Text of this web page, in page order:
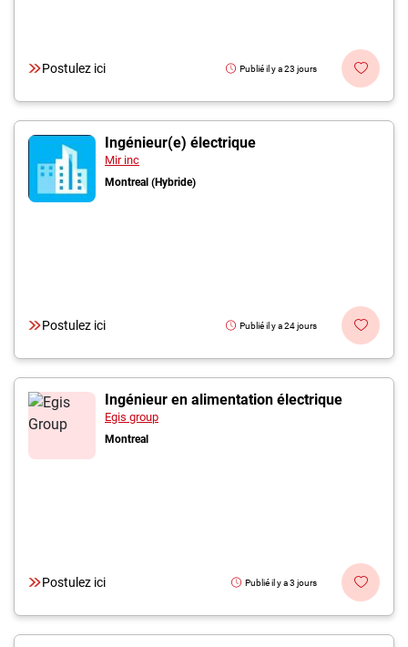
Postulez ici Publié il y a 23 jours
Ingénieur(e) électrique
Mir inc
Montreal (Hybride)
Postulez ici Publié il y a 24 jours
Ingénieur en alimentation électrique
Egis group
Montreal
Postulez ici Publié il y a 3 jours